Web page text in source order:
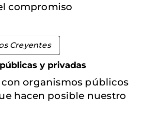
compromiso
Creyentes
y privadas
con organismos públicos
hacen posible nuestro